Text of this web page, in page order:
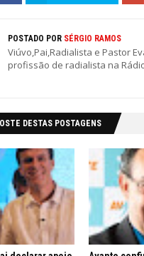
POSTADO POR SÉRGIO RAMOS
Viúvo,Pai,Radialista e Pastor
profissão de radialista na
DESTAS POSTAGENS